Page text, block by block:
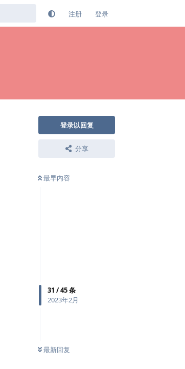
注册 登录
登录以回复
分享
最早内容
31 /45条
2023年2月
最新回复